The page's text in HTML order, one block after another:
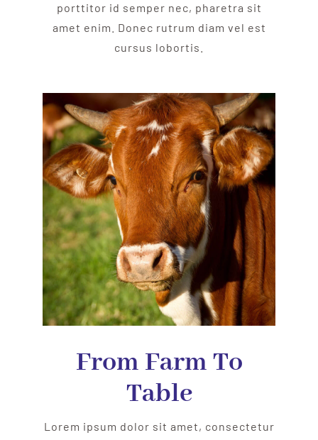
porttitor id semper nec, pharetra sit
amet enim. Donec rutrum diam vel est
cursus lobortis.
From Farm To
Table
Lorem ipsum dolor sit amet, consectetur